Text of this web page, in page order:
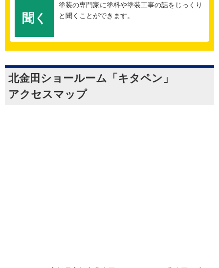
聞く
塗装の専門家に塗料や塗装工事の話をじっくり
と聞くことができます。
北金田ショールーム「キタペン」
アクセスマップ